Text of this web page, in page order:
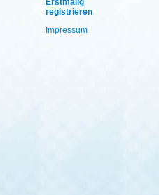
Erstmalig
registrieren
Impressum